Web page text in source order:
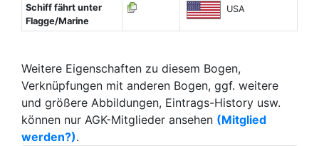
Schiff fährt unter
Flagge/Marine
USA
Weitere Eigenschaften zu diesem Bogen,
Verknüpfungen mit anderen Bogen, ggf. weitere
und größere Abbildungen, Eintrags-History usw.
können nur AGK-Mitglieder ansehen (Mitglied
werden?).